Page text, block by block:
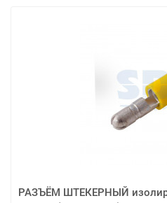
РАЗЪЁМ ШТЕКЕРНЫЙ